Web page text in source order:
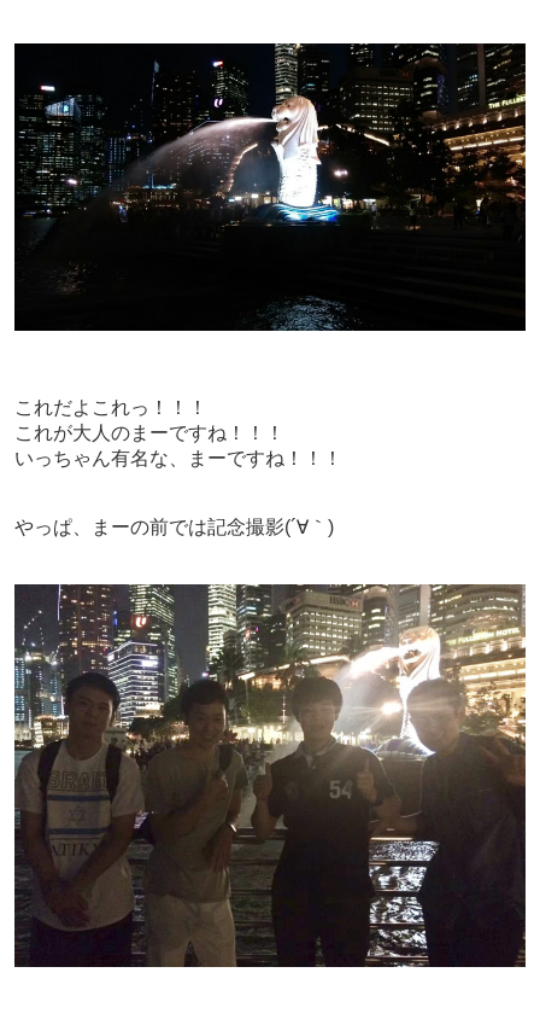
これだよこれっ！！！
これが大人のまーですね！！！
いっちゃん有名な、まーですね！！！
やっぱ、まーの前では記念撮影(´∀｀)